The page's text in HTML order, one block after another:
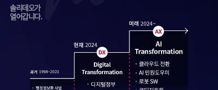
솔리데오가
열어갑니다.